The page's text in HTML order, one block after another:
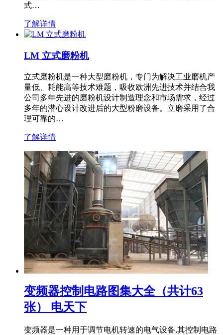
式…
了解详情
LM 立式磨粉机
立式磨粉机是一种大型磨粉机，专门为解决工业磨机产
量低、耗能高等技术难题，吸收欧洲先进技术并结合我
公司多年先进的磨粉机设计制造理念和市场需求，经过
多年的潜心设计改进后的大型粉磨设备。立磨采用了合
理可靠的…
了解详情
变频器控制电路图集大全（共计63
张） 电天下
变频器是一种用于调节电机转速的电气设备,其控制电路